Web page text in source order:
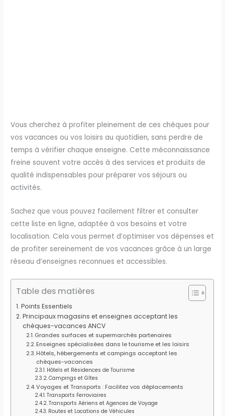
Vous cherchez à profiter pleinement de ces chèques pour
vos vacances ou vos loisirs au quotidien, sans perdre de
temps à vérifier chaque enseigne. Cette méconnaissance
freine souvent votre accès à des services et produits de
qualité indispensables pour préparer vos séjours ou
activités.
Sachez que vous pouvez facilement filtrer et consulter
cette liste en ligne, adaptée à vos besoins et votre
localisation. Cela vous permet d’optimiser vos dépenses et
de profiter sereinement de vos vacances grâce à un large
réseau d’enseignes reconnues et accessibles.
Table des matières
Points Essentiels
Principaux magasins et enseignes acceptant les
chèques-vacances ANCV
Grandes surfaces et supermarchés partenaires
Enseignes spécialisées dans le tourisme et les loisirs
Hôtels, hébergements et campings acceptant les
chèques-vacances
Hôtels et Résidences de Tourisme
Campings et Gîtes
Voyages et Transports : Facilitez vos déplacements
Transports Ferroviaires
Transports Aériens et Agences de Voyage
Routes et Locations de Véhicules